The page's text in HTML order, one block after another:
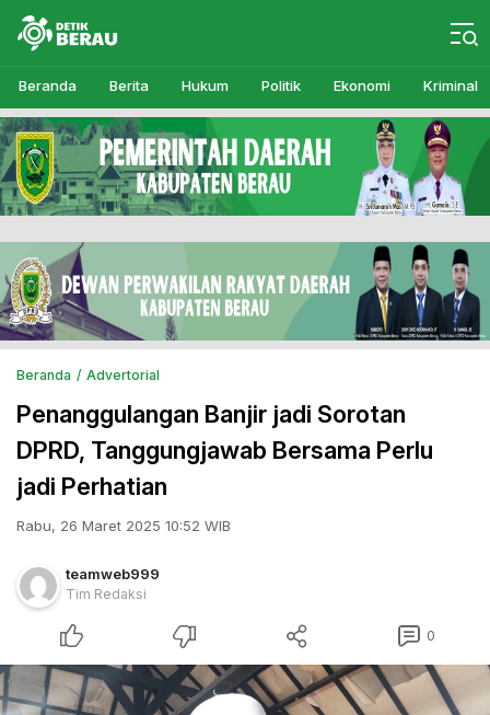
Detikberau.com
Media Diskusi Rakyat
Beranda Berita Hukum Politik Ekonomi Kriminal
Beranda Advertorial
Penanggulangan Banjir jadi Sorotan
DPRD, Tanggungjawab Bersama Perlu
jadi Perhatian
Rabu, 26 Maret 2025 10:52 WIB
teamweb999
Tim Redaksi
0